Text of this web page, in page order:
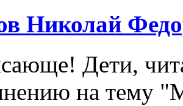
Николай
Дети,
на тему